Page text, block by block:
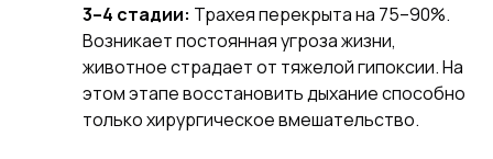
3–4 стадии: Трахея перекрыта на 75–90%.
Возникает постоянная угроза жизни,
животное страдает от тяжелой гипоксии. На
этом этапе восстановить дыхание способно
только хирургическое вмешательство.